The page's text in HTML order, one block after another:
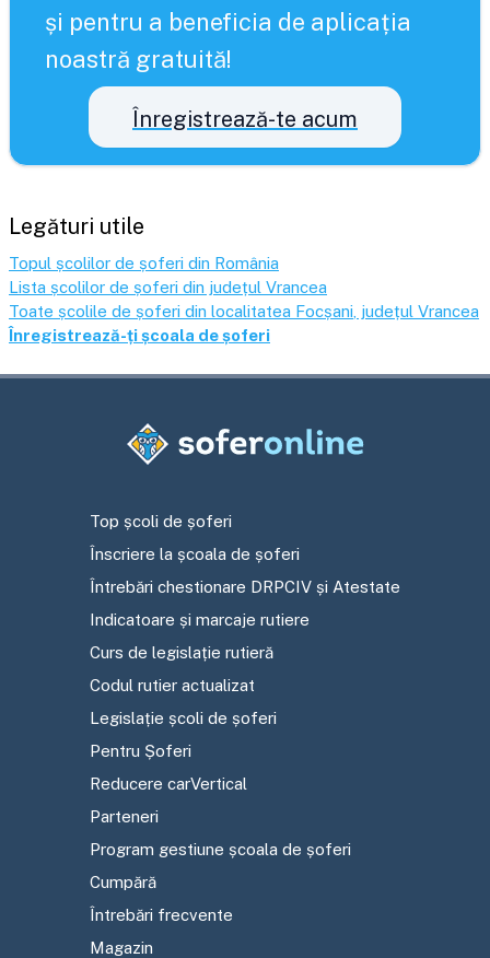
și pentru a beneficia de aplicația
noastră gratuită!
Înregistrează-te acum
Legături utile
Topul școlilor de șoferi din România
Lista școlilor de șoferi din județul Vrancea
Toate școlile de șoferi din localitatea Focșani , județul Vrancea
Înregistrează-ți școala de șoferi
Top școli de șoferi
Înscriere la școala de șoferi
Întrebări chestionare DRPCIV și Atestate
Indicatoare și marcaje rutiere
Curs de legislație rutieră
Codul rutier actualizat
Legislație școli de șoferi
Pentru Șoferi
Reducere carVertical
Parteneri
Program gestiune școala de șoferi
Cumpără
Întrebări frecvente
Magazin